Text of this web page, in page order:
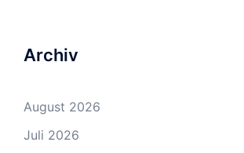
Archiv
August 2026
Juli 2026